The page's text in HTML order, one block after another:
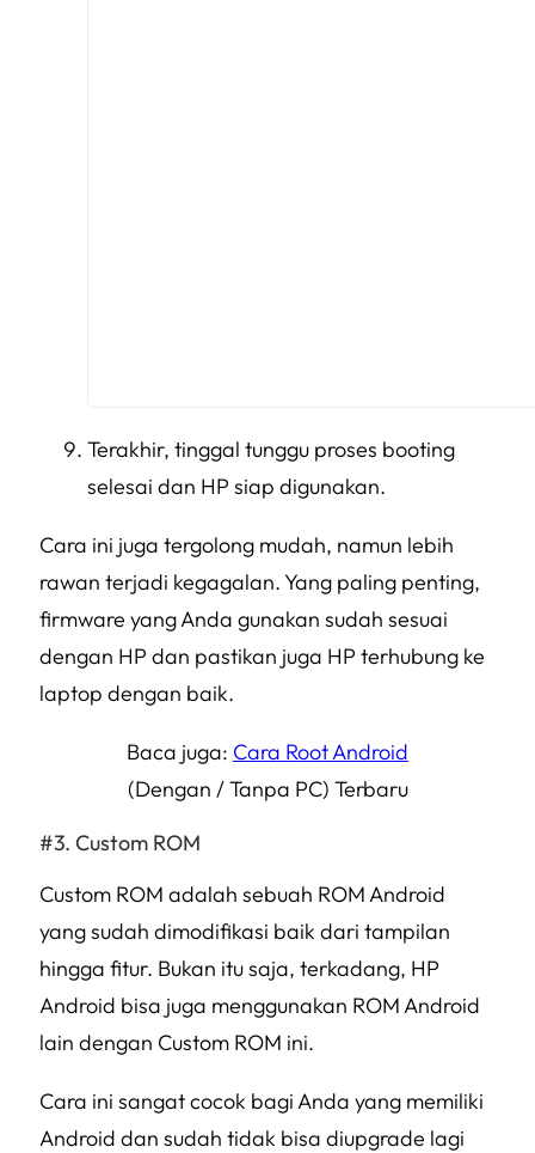
Terakhir, tinggal tunggu proses booting
selesai dan HP siap digunakan.
Cara ini juga tergolong mudah, namun lebih
rawan terjadi kegagalan. Yang paling penting,
firmware yang Anda gunakan sudah sesuai
dengan HP dan pastikan juga HP terhubung ke
laptop dengan baik.
Baca juga: Cara Root Android
(Dengan / Tanpa PC) Terbaru
Custom ROM
Custom ROM adalah sebuah ROM Android
yang sudah dimodifikasi baik dari tampilan
hingga fitur. Bukan itu saja, terkadang, HP
Android bisa juga menggunakan ROM Android
lain dengan Custom ROM ini.
Cara ini sangat cocok bagi Anda yang memiliki
Android dan sudah tidak bisa diupgrade lagi